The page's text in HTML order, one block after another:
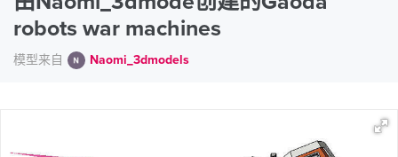
robots war machines
模型来自 Naomi_3dmodels